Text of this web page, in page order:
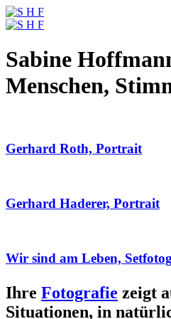
Sabine
Menschen,
Gerhard Roth, Portrait
Gerhard Haderer, Portrait
Wir sind am Leben,
Ihre Fotografie zeigt
Situationen, in